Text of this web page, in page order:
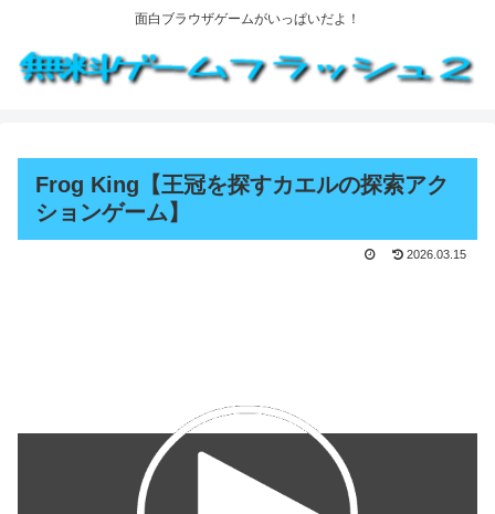
面白ブラウザゲームがいっぱいだよ！
Frog King【王冠を探すカエルの探索アク
ションゲーム】
2026.03.15